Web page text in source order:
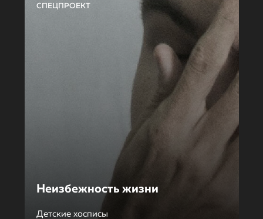
СПЕЦПРОЕКТ
Неизбежность жизни
Детские хосписы